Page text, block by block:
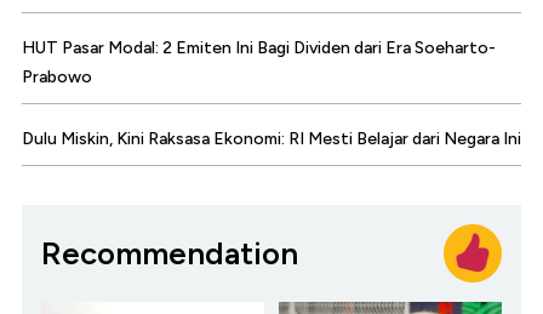
HUT Pasar Modal: 2 Emiten Ini Bagi Dividen dari Era Soeharto-
Prabowo
Dulu Miskin, Kini Raksasa Ekonomi: RI Mesti Belajar dari Negara Ini
Recommendation